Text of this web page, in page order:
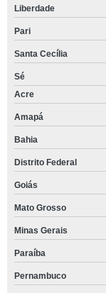
Liberdade
Pari
Santa Cecília
Sé
Acre
Amapá
Bahia
Distrito Federal
Goiás
Mato Grosso
Minas Gerais
Paraíba
Pernambuco